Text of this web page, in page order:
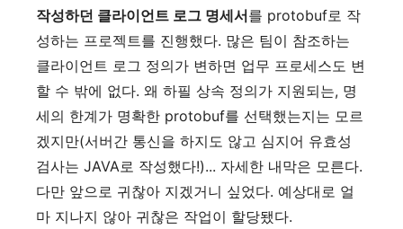
작성하던 클라이언트 로그 명세서를 protobuf로 작
성하는 프로젝트를 진행했다. 많은 팀이 참조하는
클라이언트 로그 정의가 변하면 업무 프로세스도 변
할 수 밖에 없다. 왜 하필 상속 정의가 지원되는, 명
세의 한계가 명확한 protobuf를 선택했는지는 모르
겠지만(서버간 통신을 하지도 않고 심지어 유효성
검사는 JAVA로 작성했다!)... 자세한 내막은 모른다.
다만 앞으로 귀찮아 지겠거니 싶었다. 예상대로 얼
마 지나지 않아 귀찮은 작업이 할당됐다.